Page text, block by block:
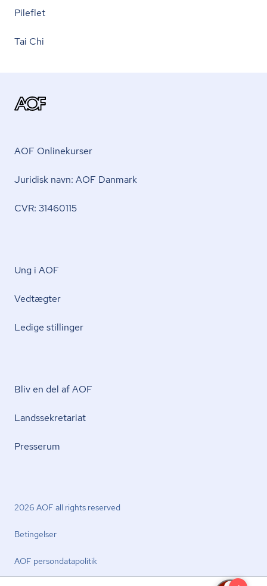
Pileflet
Tai Chi
AOF Onlinekurser
Juridisk navn: AOF Danmark
CVR: 31460115
Ung i AOF
Vedtægter
Ledige stillinger
Bliv en del af AOF
Lands­se­kre­ta­ri­at
Presserum
2026 AOF all rights reserved
Betingelser
AOF per­son­da­ta­po­li­tik